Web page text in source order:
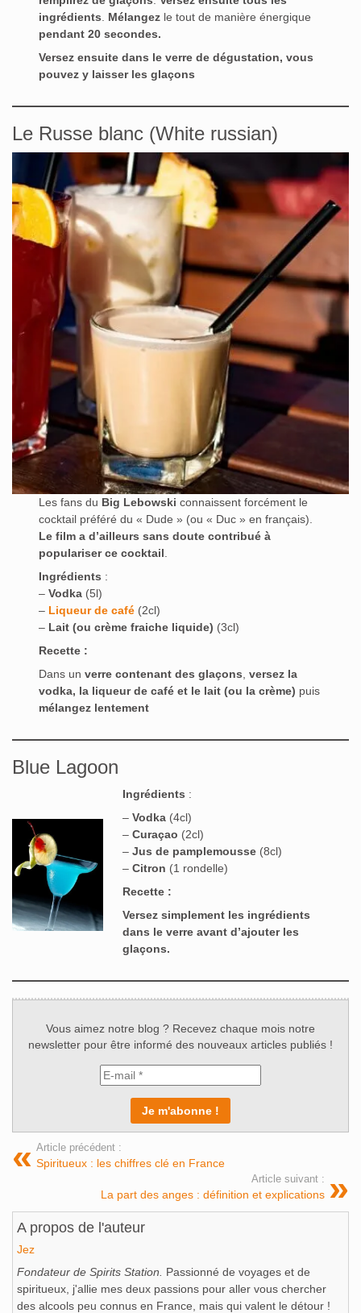
ingrédients
Mélangez le tout de manière énergique
pendant 20 secondes.
Versez ensuite dans le verre de dégustation, vous
pouvez y laisser les glaçons
Le Russe blanc (White russian)
Les fans du Big Lebowski connaissent forcément le
cocktail préféré du « Dude » (ou « Duc » en français).
Le film a d’ailleurs sans doute contribué à
populariser ce cocktail.
Ingrédients :
–Vodka (5l)
– Liqueur de café (2cl)
– Lait (ou crème fraiche liquide) (3cl)
Recette :
Dans unverre contenant des glaçons,versez la
vodka, la liqueur de café et le lait (ou la crème) puis
mélangez lentement
Blue Lagoon
Ingrédients :
–Vodka (4cl)
–Curaçao (2cl)
–Jus de pamplemousse (8cl)
–Citron (1 rondelle)
Recette :
Versez simplement les ingrédients
dans le verre avant d’ajouter les
glaçons.
Vous aimez notre blog ? Recevez chaque mois notre
newsletter pour être informé des nouveaux articles publiés !
Article précédent :
Spiritueux : les chiffres clé en France
Article suivant :
La part des anges : définition et explications
A propos de l'auteur
Jez
Fondateur de Spirits Station.
Passionné de voyages et de
spiritueux, j'allie mes deux passions pour aller vous chercher
des alcools peu connus en France, mais qui valent le détour !